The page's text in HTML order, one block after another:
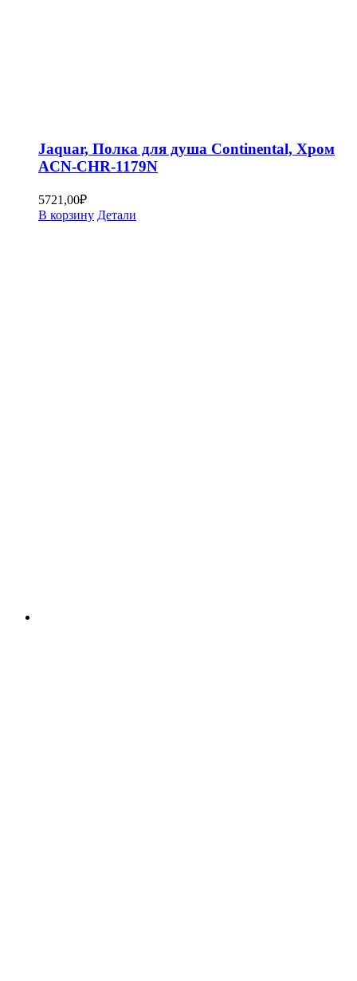
Jaquar, Полка для душа Continental, Хром
ACN-CHR-1179N
5721,00₽
В корзину Детали